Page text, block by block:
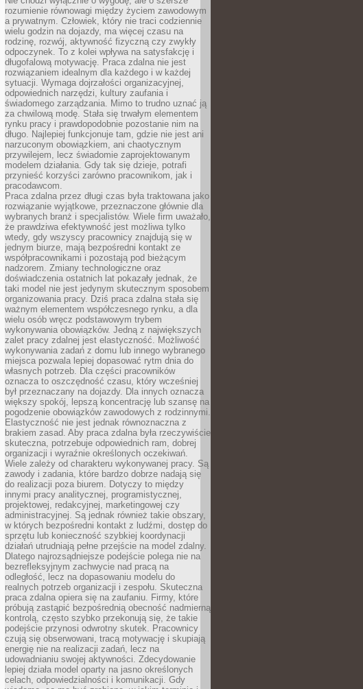
rozumienie równowagi między życiem zawodowym
a prywatnym. Człowiek, który nie traci codziennie
wielu godzin na dojazdy, ma więcej czasu na
rodzinę, rozwój, aktywność fizyczną czy zwykły
odpoczynek. To z kolei wpływa na satysfakcję i
długofalową motywację. Praca zdalna nie jest
rozwiązaniem idealnym dla każdego i w każdej
sytuacji. Wymaga dojrzałości organizacyjnej,
odpowiednich narzędzi, kultury zaufania i
świadomego zarządzania. Mimo to trudno uznać ją
za chwilową modę. Stała się trwałym elementem
rynku pracy i prawdopodobnie pozostanie nim na
długo. Najlepiej funkcjonuje tam, gdzie nie jest ani
narzuconym obowiązkiem, ani chaotycznym
przywilejem, lecz świadomie zaprojektowanym
modelem działania. Gdy tak się dzieje, potrafi
przynieść korzyści zarówno pracownikom, jak i
pracodawcom.
Praca zdalna przez długi czas była traktowana jako
rozwiązanie wyjątkowe, przeznaczone głównie dla
wybranych branż i specjalistów. Wiele firm uważało,
że prawdziwa efektywność jest możliwa tylko
wtedy, gdy wszyscy pracownicy znajdują się w
jednym biurze, mają bezpośredni kontakt ze
współpracownikami i pozostają pod bieżącym
nadzorem. Zmiany technologiczne oraz
doświadczenia ostatnich lat pokazały jednak, że
taki model nie jest jedynym skutecznym sposobem
organizowania pracy. Dziś praca zdalna stała się
ważnym elementem współczesnego rynku, a dla
wielu osób wręcz podstawowym trybem
wykonywania obowiązków. Jedną z największych
zalet pracy zdalnej jest elastyczność. Możliwość
wykonywania zadań z domu lub innego wybranego
miejsca pozwala lepiej dopasować rytm dnia do
własnych potrzeb. Dla części pracowników
oznacza to oszczędność czasu, który wcześniej
był przeznaczany na dojazdy. Dla innych oznacza
większy spokój, lepszą koncentrację lub szansę na
pogodzenie obowiązków zawodowych z rodzinnymi.
Elastyczność nie jest jednak równoznaczna z
brakiem zasad. Aby praca zdalna była rzeczywiście
skuteczna, potrzebuje odpowiednich ram, dobrej
organizacji i wyraźnie określonych oczekiwań.
Wiele zależy od charakteru wykonywanej pracy. Są
zawody i zadania, które bardzo dobrze nadają się
do realizacji poza biurem. Dotyczy to między
innymi pracy analitycznej, programistycznej,
projektowej, redakcyjnej, marketingowej czy
administracyjnej. Są jednak również takie obszary,
w których bezpośredni kontakt z ludźmi, dostęp do
sprzętu lub konieczność szybkiej koordynacji
działań utrudniają pełne przejście na model zdalny.
Dlatego najrozsądniejsze podejście polega nie na
bezrefleksyjnym zachwycie nad pracą na
odległość, lecz na dopasowaniu modelu do
realnych potrzeb organizacji i zespołu. Skuteczna
praca zdalna opiera się na zaufaniu. Firmy, które
próbują zastąpić bezpośrednią obecność nadmierną
kontrolą, często szybko przekonują się, że takie
podejście przynosi odwrotny skutek. Pracownicy
czują się obserwowani, tracą motywację i skupiają
energię nie na realizacji zadań, lecz na
udowadnianiu swojej aktywności. Zdecydowanie
lepiej działa model oparty na jasno określonych
celach, odpowiedzialności i komunikacji. Gdy